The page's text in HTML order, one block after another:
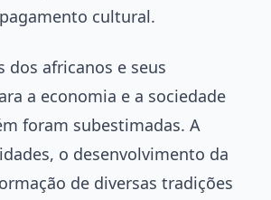
cultural.
dos africanos e seus
a economia e a sociedade
foram subestimadas. A
o desenvolvimento da
de diversas tradições